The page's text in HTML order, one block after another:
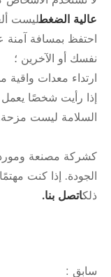
عالية الضغطليست
احتفظ بمسافة آمنة
نفسك أو الآخرين ؛
ارتداء معدات واقية
إذا رأيت شخصًا يعمل
السلامة ليست
كشركة مصنعة
الجودة. إذا كنت
ذلكاتصل بنا.
سابق :